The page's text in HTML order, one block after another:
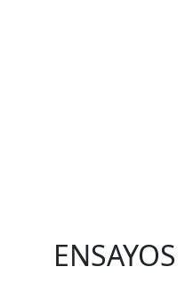
ENSAYOS